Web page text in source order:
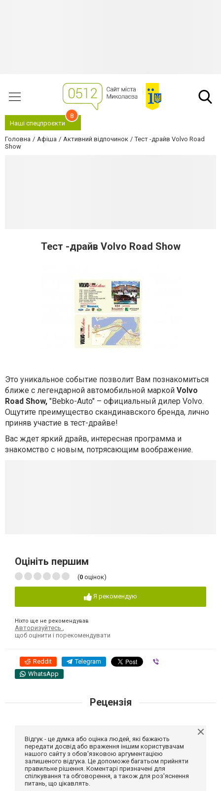
Наші спецпроєкти
8
Головна Афіша Активний відпочинок
Тест -драйв Volvo Road
Show
Тест -драйв Volvo Road Show
Это уникальное событие позволит Вам познакомиться
ближе с легендарной автомобильной маркой Volvo
Road Show, "Bebko-Auto" – официальный дилер Volvo.
Ощутите преимущество скандинавского бренда, лично
приняв участие в тест-драйве!
Вас ждет яркий драйв, интересная программа и
знакомство с новым, потрясающим воображение.
Оцініть першим
(0 оцінок)
Я рекомендую
Ніхто ще не рекомендував
Авторизуйтесь
щоб оцінити і порекомендувати
Reddit Telegram
WhatsApp
Рецензія
Відгук - це думка або оцінка людей, які бажають
передати досвід або враження іншим користувачам
нашого сайту з обов'язковою аргументацією
залишеного відгука. Це допоможе багатьом прийняти
правильне рішення. Коментарі призначені для
спілкування та обговорення, а також для роз'яснення
питань, що цікавлять.